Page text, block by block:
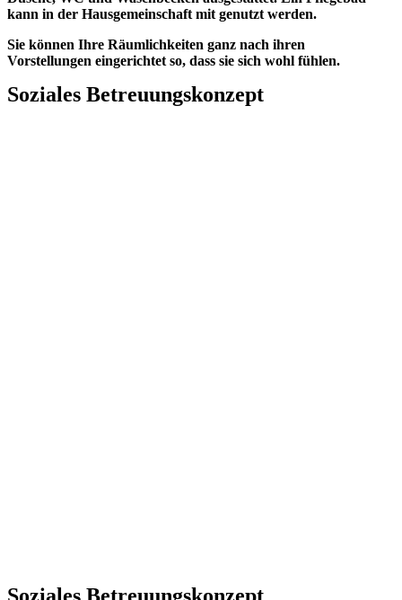
kann in der Hausgemeinschaft mit genutzt werden.
Sie können Ihre Räumlichkeiten ganz nach ihren
Vorstellungen eingerichtet so, dass sie sich wohl fühlen.
Soziales Betreuungskonzept
Soziales Betreuungskonzept